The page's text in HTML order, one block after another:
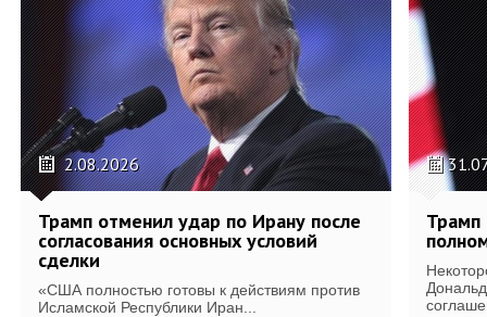
2.08.2026
Трамп отменил удар по Ирану после
согласования основных условий
сделки
«США полностью готовы к действиям против
Исламской Республики Иран...
Трамп